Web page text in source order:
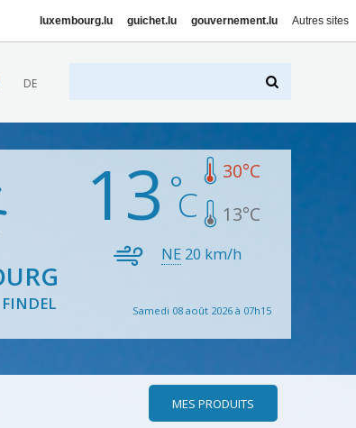
luxembourg.lu guichet.lu gouvernement.lu Autres sites
DE
FINDEL
13 30°C
13°C
NE 20 km/h
Samedi 08 août 2026 à 07h15
MES PRODUITS